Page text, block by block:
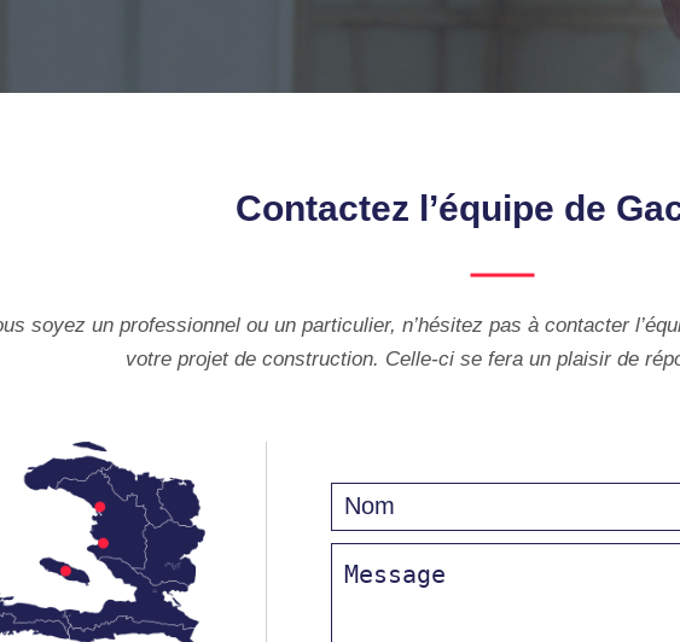
Contactez l’équipe de
soyez un professionnel ou un particulier, n’hésitez pas à contacter
votre projet de construction. Celle-ci se fera un plaisir de